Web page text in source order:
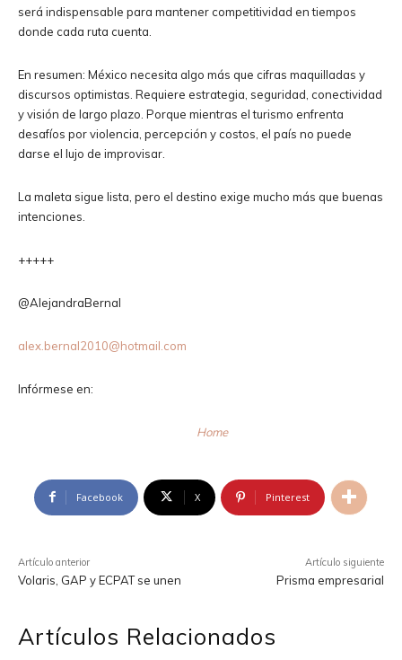
será indispensable para mantener competitividad en tiempos
donde cada ruta cuenta.
En resumen: México necesita algo más que cifras maquilladas y
discursos optimistas. Requiere estrategia, seguridad, conectividad
y visión de largo plazo. Porque mientras el turismo enfrenta
desafíos por violencia, percepción y costos, el país no puede
darse el lujo de improvisar.
La maleta sigue lista, pero el destino exige mucho más que buenas
intenciones.
+++++
@AlejandraBernal
alex.bernal2010@hotmail.com
Infórmese en:
Home
Facebook X Pinterest
Artículo anterior
Volaris, GAP y ECPAT se unen
Artículo siguiente
Prisma empresarial
Artículos Relacionados